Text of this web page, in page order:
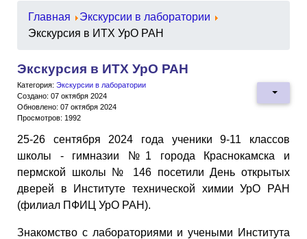
Главная
Экскурсии в лаборатории
Экскурсия в ИТХ УрО РАН
Экскурсия в ИТХ УрО РАН
Категория: Экскурсии в лаборатории
Создано: 07 октября 2024
Обновлено: 07 октября 2024
Просмотров: 1992
25-26 сентября 2024 года ученики 9-11 классов
школы - гимназии №1 города Краснокамска и
пермской школы № 146 посетили День открытых
дверей в Институте технической химии УрО РАН
(филиал ПФИЦ УрО РАН).
Знакомство с лабораториями и учеными Института